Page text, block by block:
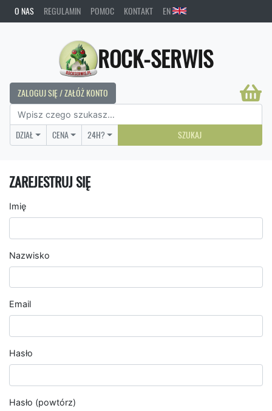
O NAS REGULAMIN POMOC KONTAKT EN
ROCK-SERWIS
ZALOGUJ SIĘ / ZAŁÓŻ KONTO
DZIAŁ CENA 24H? SZUKAJ
ZAREJESTRUJ SIĘ
Imię
Nazwisko
Email
Hasło
Hasło (powtórz)